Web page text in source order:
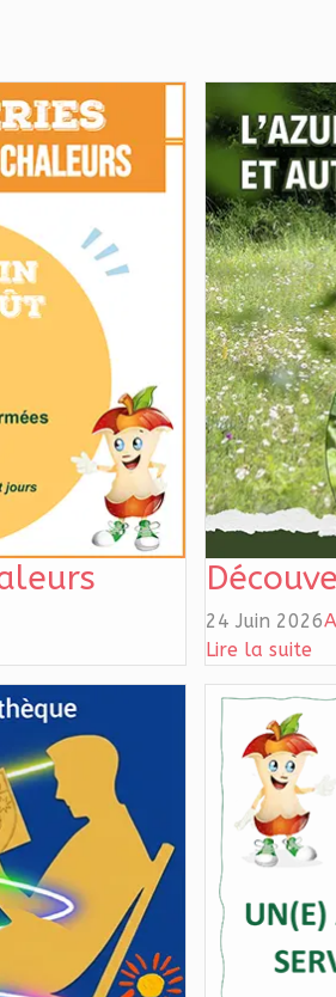
24 Juin 2026
Lire la suite